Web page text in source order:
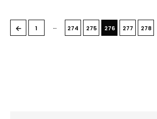
← 1 … 274 275 276 277 278